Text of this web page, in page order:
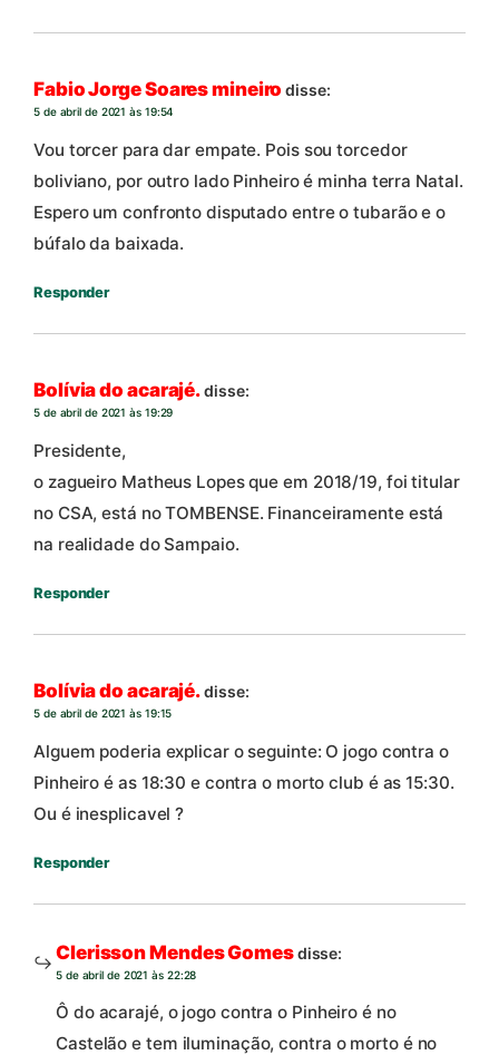
Fabio Jorge Soares mineiro disse:
5 de abril de 2021 às 19:54
Vou torcer para dar empate. Pois sou torcedor
boliviano, por outro lado Pinheiro é minha terra Natal.
Espero um confronto disputado entre o tubarão e o
búfalo da baixada.
Responder
Bolívia do acarajé.disse:
5 de abril de 2021 às 19:29
Presidente,
o zagueiro Matheus Lopes que em 2018/19, foi titular
no CSA, está no TOMBENSE. Financeiramente está
na realidade do Sampaio.
Responder
Bolívia do acarajé.disse:
5 de abril de 2021 às 19:15
Alguem poderia explicar o seguinte: O jogo contra o
Pinheiro é as 18:30 e contra o morto club é as 15:30.
Ou é inesplicavel ?
Responder
Clerisson Mendes Gomesdisse:
5 de abril de 2021 às 22:28
Ô do acarajé, o jogo contra o Pinheiro é no
Castelão e tem iluminação, contra o morto é no